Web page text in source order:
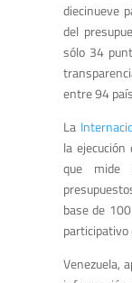
diecinueve
del
sólo 34
entre 94
La
la ejecución
que mide
base de
participativo
Venezuela,